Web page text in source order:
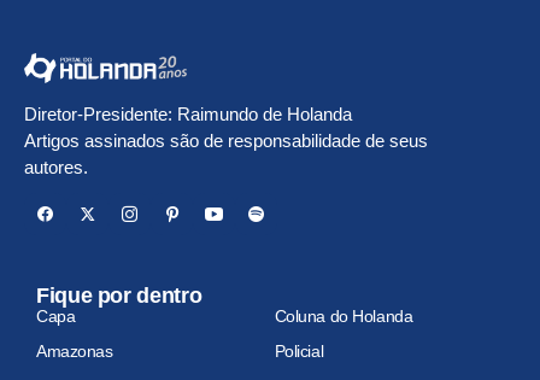
Diretor-Presidente: Raimundo de Holanda
Artigos assinados são de responsabilidade de seus
autores.
Fique por dentro
Capa
Coluna do Holanda
Amazonas
Policial